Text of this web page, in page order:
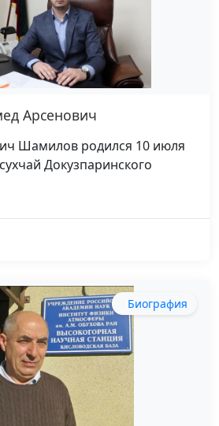
Арсенович
Шамилов родился 10 июля
Докузпаринского
Биография